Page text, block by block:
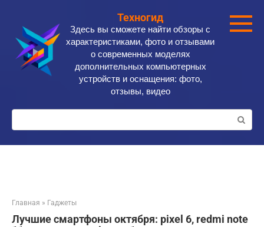
контенту
Техногид
Здесь вы сможете найти обзоры с
характеристиками, фото и отзывами
о современных моделях
дополнительных компьютерных
устройств и оснащения: фото,
отзывы, видео
Поиск:
Главная » Гаджеты
Лучшие смартфоны октября: pixel 6, redmi note